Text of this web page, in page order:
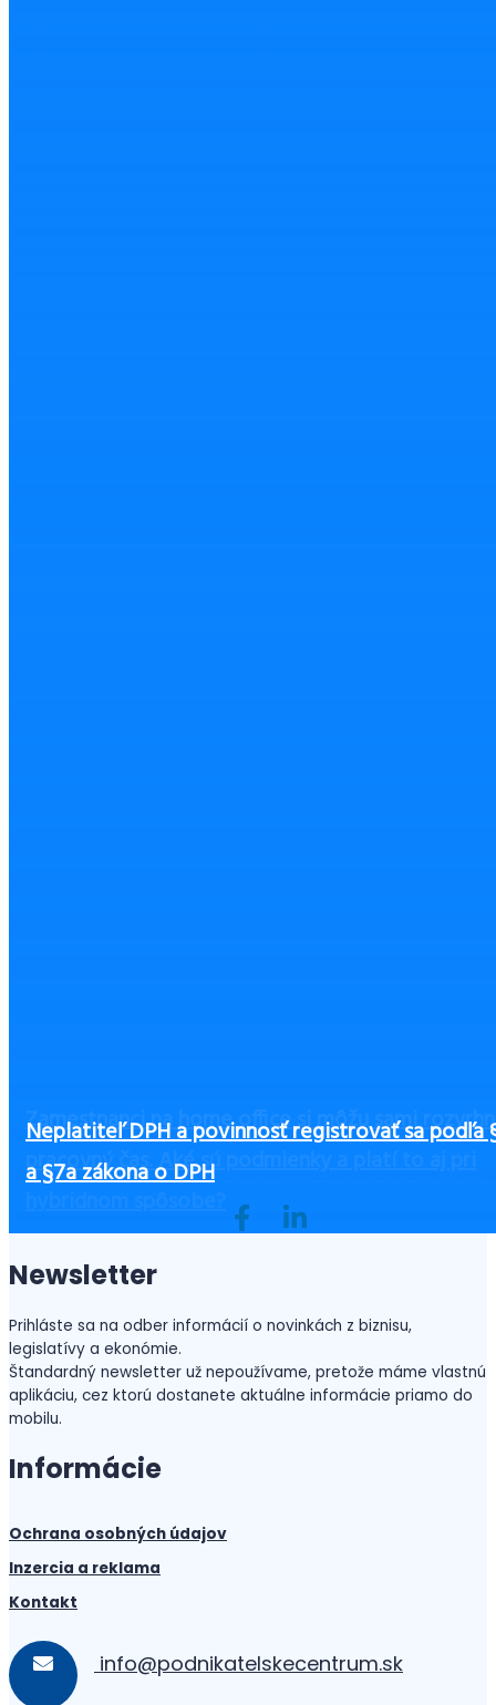
Ako začať podnikať bez peňazí?
Čo zvážiť pri výbere výbavy pre zamestnancov,
ste ušetrili a zvýšili bezpečnosť
Účtovníctvo v Maďarsku – prehľad kľúčových
informácií
Československý daňový a účtovný kongres 2025
Zamestnanci na home office si môžu sami
pracovný čas. Aké sú podmienky a platí to aj pri
Neplatiteľ DPH a povinnosť registrovať sa podľa
a §7a zákona o DPH
Newsletter
Prihláste sa na odber informácií o novinkách z biznisu,
legislatívy a ekonómie.
Štandardný newsletter už nepoužívame, pretože máme vlastnú
aplikáciu, cez ktorú dostanete aktuálne informácie priamo do
mobilu.
Informácie
Ochrana osobných údajov
Inzercia a reklama
Kontakt
info@podnikatelskecentrum.sk